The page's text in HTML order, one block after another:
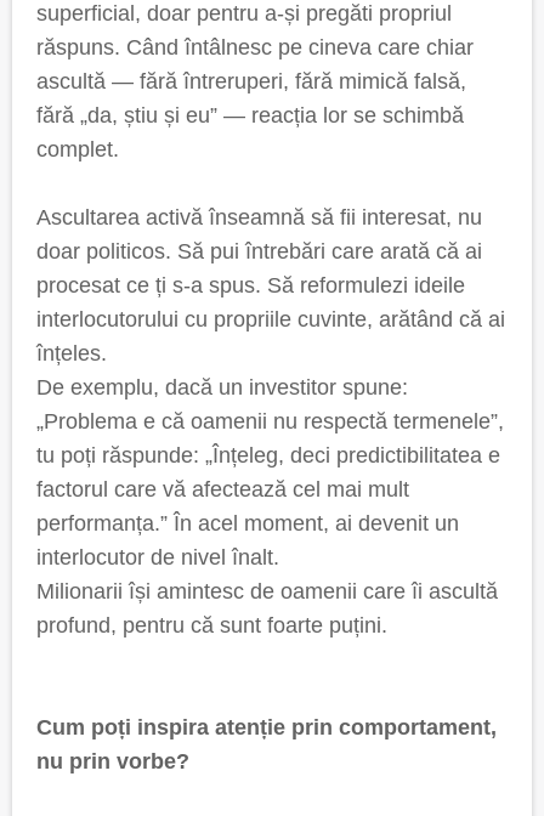
superficial, doar pentru a-și pregăti propriul
răspuns. Când întâlnesc pe cineva care chiar
ascultă — fără întreruperi, fără mimică falsă,
fără „da, știu și eu” — reacția lor se schimbă
complet.
Ascultarea activă înseamnă să fii interesat, nu
doar politicos. Să pui întrebări care arată că ai
procesat ce ți s-a spus. Să reformulezi ideile
interlocutorului cu propriile cuvinte, arătând că ai
înțeles.
De exemplu, dacă un investitor spune:
„Problema e că oamenii nu respectă termenele”,
tu poți răspunde: „Înțeleg, deci predictibilitatea e
factorul care vă afectează cel mai mult
performanța.” În acel moment, ai devenit un
interlocutor de nivel înalt.
Milionarii își amintesc de oamenii care îi ascultă
profund, pentru că sunt foarte puțini.
Cum poți inspira atenție prin comportament,
nu prin vorbe?